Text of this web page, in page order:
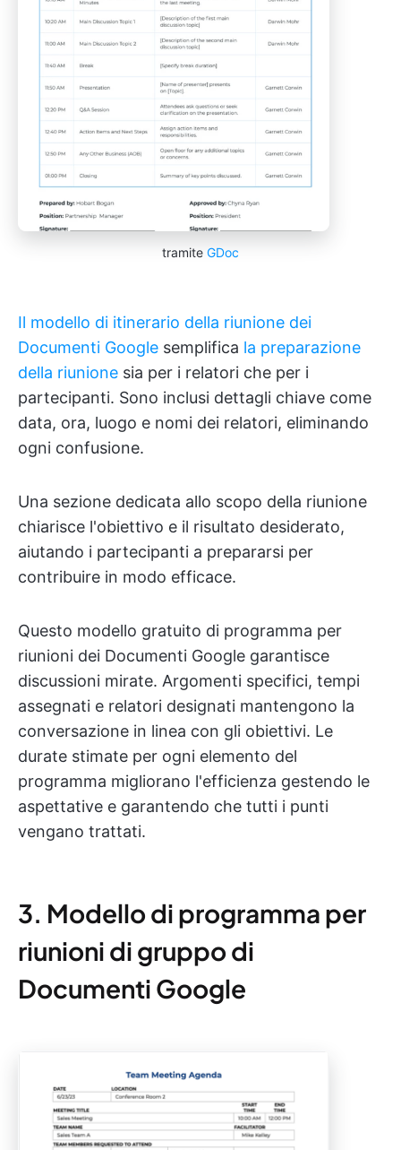
tramite GDoc
Il modello di itinerario della riunione dei
Documenti Google semplifica la preparazione
della riunione sia per i relatori che per i
partecipanti. Sono inclusi dettagli chiave come
data, ora, luogo e nomi dei relatori, eliminando
ogni confusione.
Una sezione dedicata allo scopo della riunione
chiarisce l'obiettivo e il risultato desiderato,
aiutando i partecipanti a prepararsi per
contribuire in modo efficace.
Questo modello gratuito di programma per
riunioni dei Documenti Google garantisce
discussioni mirate. Argomenti specifici, tempi
assegnati e relatori designati mantengono la
conversazione in linea con gli obiettivi. Le
durate stimate per ogni elemento del
programma migliorano l'efficienza gestendo le
aspettative e garantendo che tutti i punti
vengano trattati.
3. Modello di programma per
riunioni di gruppo di
Documenti Google